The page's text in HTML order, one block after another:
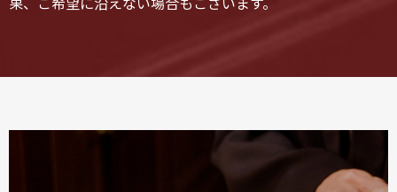
果、ご希望に沿えない場合もございます。